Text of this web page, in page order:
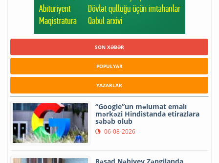
SON XƏBƏR
POPULYAR
YAZARLAR
“Google”un məlumat emalı
mərkəzi Hindistanda etirazlara
səbəb olub
06-08-2026